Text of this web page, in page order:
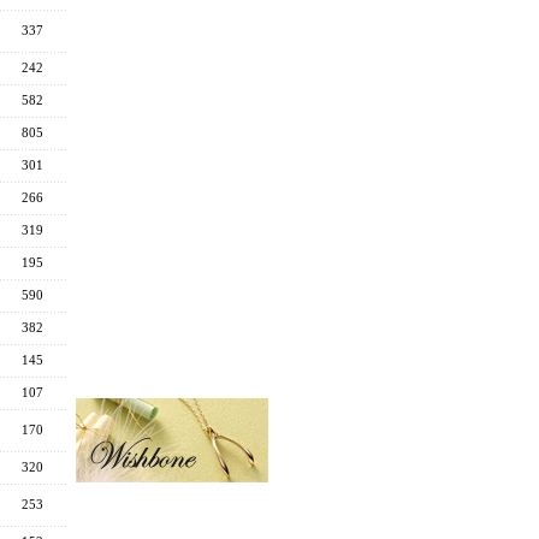
337
242
582
805
301
266
319
195
590
382
145
107
170
320
253